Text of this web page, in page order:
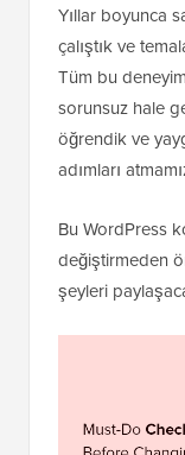
Yıllar boyunca
çalıştık ve
Tüm bu
sorunsuz hale
öğrendik ve
adımları
Bu WordPress
değiştirmeden
şeyleri